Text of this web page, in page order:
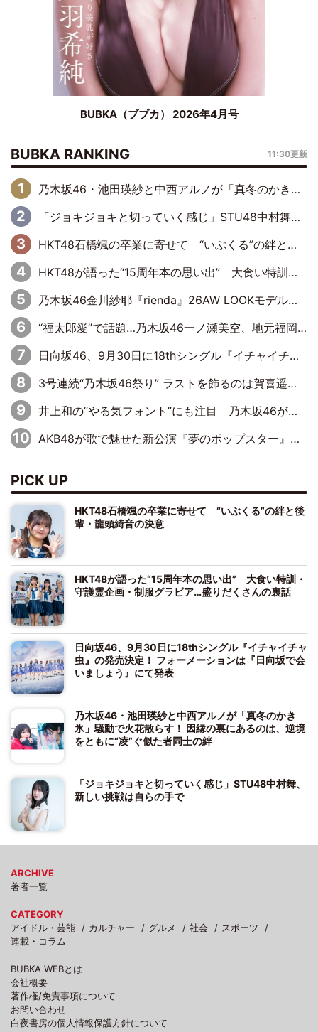
BUBKA（ブブカ） 2026年4月号
BUBKA RANKING 11:30更新
乃木坂46・池田瑛紗と中西アルノが「真冬のかき氷」騒動で火花散らす！ 因縁の裏にあるのは、逆境をともに“凌”ぐ似た者同士の絆
「ジョキジョキと切っていく感じ」STU48中村舞、新しい挑戦は自らの手で
HKT48石橋颯の卒業に寄せて “いぶくる”の絆と後輩・龍頭綺音の決意
HKT48が語った“15周年本の思い出” 大食い特訓・守護霊企画・制服グラビア…盛りだくさんの裏話
乃木坂46金川紗耶『rienda』26AW LOOKモデルに就任
“福太郎愛”で話題…乃木坂46一ノ瀬美空、地元福岡『めんべい25周年トップサポーター』に就任
日向坂46、9月30日に18thシングル『イチャイチャ虫』の発売決定！ フォーメーションは『日向坂で会いましょう』にて発表
3号連続“乃木坂46祭り” ラストを飾るのは賀喜遥香…5年ぶりの登場に「5年分大人になった私を見ていただけたら」
井上和の“やる気フォント”にも注目 乃木坂46が挑んだ書道パフォーマンスの舞台裏
AKB48が歌で魅せた新公演『夢のポップスター』 初日から全身全霊のステージ
PICK UP
HKT48石橋颯の卒業に寄せて “いぶくる”の絆と後
輩・龍頭綺音の決意
HKT48が語った“15周年本の思い出” 大食い特訓・
守護霊企画・制服グラビア…盛りだくさんの裏話
日向坂46、9月30日に18thシングル『イチャイチャ
虫』の発売決定！ フォーメーションは『日向坂で会
いましょう』にて発表
乃木坂46・池田瑛紗と中西アルノが「真冬のかき
氷」騒動で火花散らす！ 因縁の裏にあるのは、逆境
をともに“凌”ぐ似た者同士の絆
「ジョキジョキと切っていく感じ」STU48中村舞、
新しい挑戦は自らの手で
ARCHIVE
著者一覧
CATEGORY
アイドル・芸能
カルチャー グルメ 社会
スポーツ
連載・コラム
BUBKA WEBとは
会社概要
著作権/免責事項について
お問い合わせ
白夜書房の個人情報保護方針について